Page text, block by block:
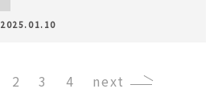
2025.01.10
2 3 4 ›